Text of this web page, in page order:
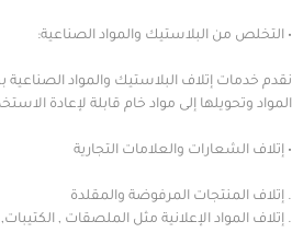
البلاستيك والمواد الصناعية:
إتلاف البلاستيك والمواد الصناعية بطريقة
إلى مواد خام قابلة لإعادة الاستخدام في
والعلامات التجارية
المرفوضة والمقلدة
الإعلانية مثل الملصقات , الكتيبات,